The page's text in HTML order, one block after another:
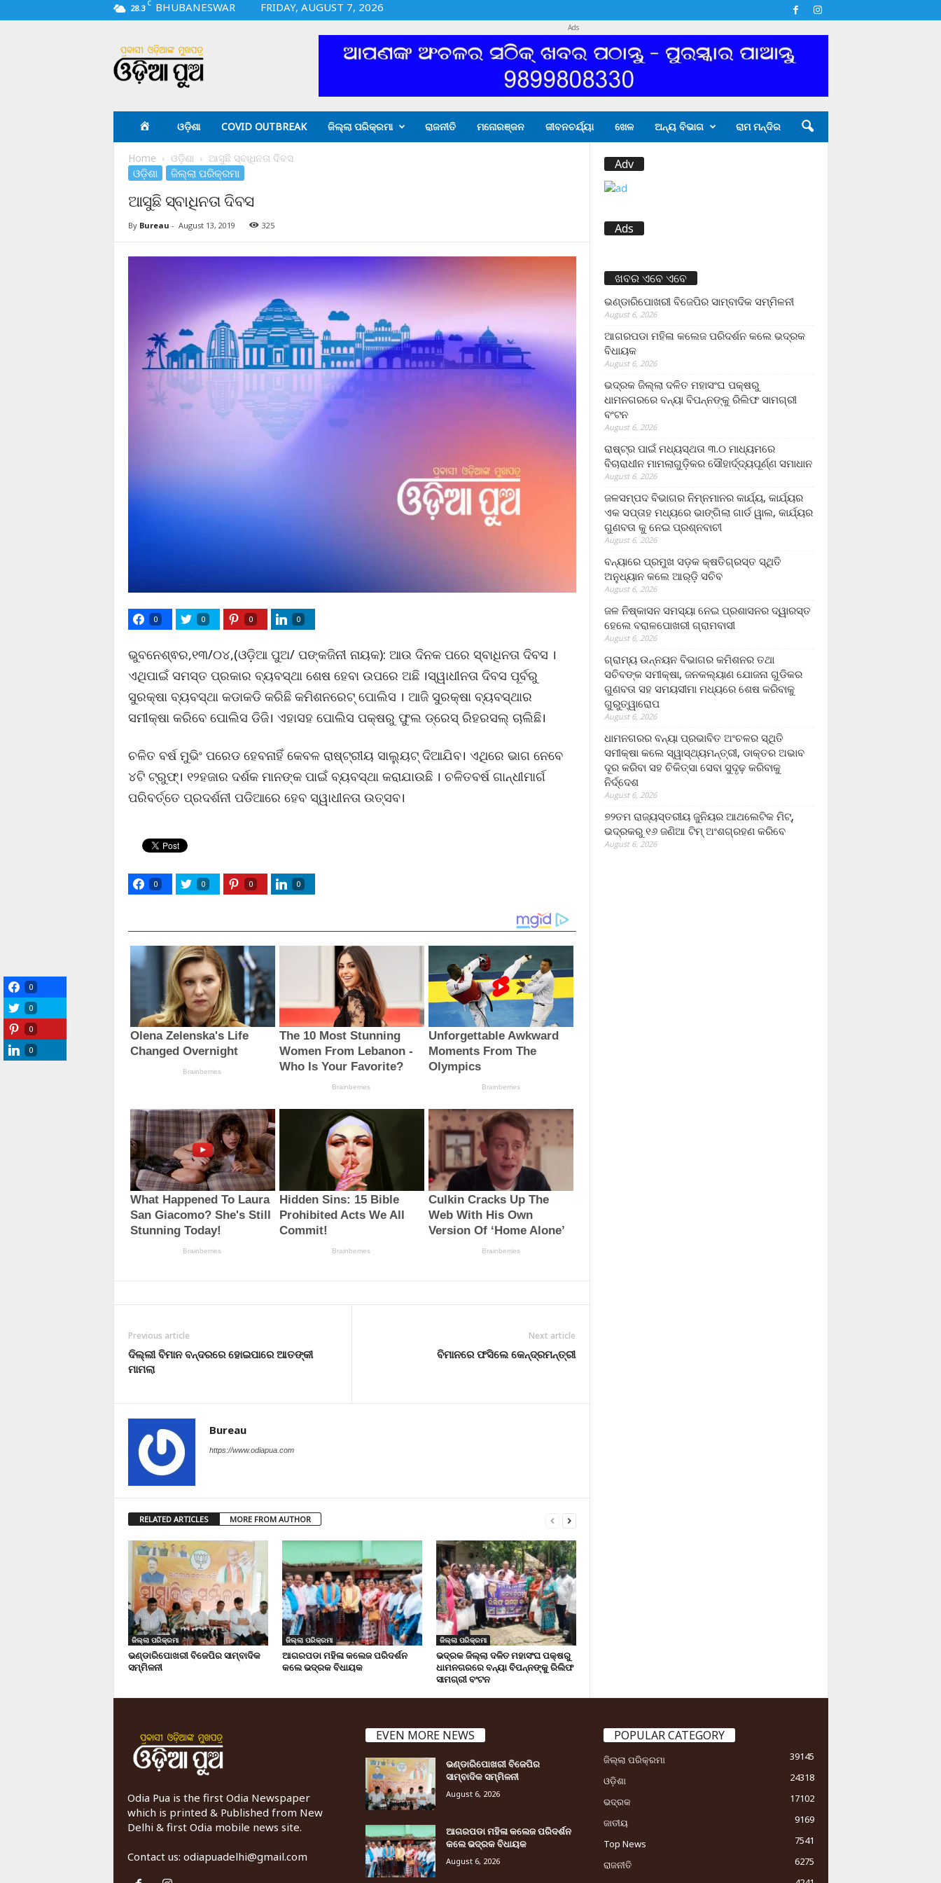
28.3 C BHUBANESWAR
FRIDAY, AUGUST 7, 2026
i
a
Ads
ଓଡ଼ିଶା COVID OUTBREAK ଜିଲ୍ଲା ପରିକ୍ରମା ରାଜନୀତି ମନୋରଞ୍ଜନ ଜୀବନଚର୍ଯ୍ୟା ଖେଳ ଅନ୍ୟ ବିଭାଗ ରାମ ମନ୍ଦିର
Home ଓଡ଼ିଶା ଆସୁଛି ସ୍ବାଧିନତା ଦିବସ
ଓଡ଼ିଶା ଜିଲ୍ଲା ପରିକ୍ରମା
ଆସୁଛି ସ୍ବାଧିନତା ଦିବସ
By Bureau - August 13, 2019 325
0 0 0 0
ଭୁବନେଶ୍ଵର,୧୩/୦୪,(ଓଡ଼ିଆ ପୁଅ/ ପଙ୍କଜିନୀ ନାୟକ): ଆଉ ଦିନକ ପରେ ସ୍ବାଧିନତା ଦିବସ ।
ଏଥିପାଇଁ ସମସ୍ତ ପ୍ରକାର ବ୍ୟବସ୍ଥା ଶେଷ ହେବା ଉପରେ ଅଛି ।ସ୍ୱାଧୀନତା ଦିବସ ପୂର୍ବରୁ
ସୁରକ୍ଷା ବ୍ୟବସ୍ଥା କଡାକଡି କରିଛି କମିଶନରେଟ୍‌ ପୋଲିସ । ଆଜି ସୁରକ୍ଷା ବ୍ୟବସ୍ଥାର
ସମୀକ୍ଷା କରିବେ ପୋଲିସ ଡିଜି। ଏହାସହ ପୋଲିସ ପକ୍ଷରୁ ଫୁଲ ଡ୍ରେସ୍‌ ରିହରସଲ୍‌ ଚାଲିଛି।
ଚଳିତ ବର୍ଷ ମୁଭିଂ ପରେଡ ହେବନାହିଁ କେବଳ ରାଷ୍ଟ୍ରୀୟ ସାଲ୍ୟୁଟ୍‌ ଦିଆଯିବ। ଏଥିରେ ଭାଗ ନେବେ
୪ଟି ଟ୍ରୁଫ୍‌। ୧୨ହଜାର ଦର୍ଶକ ମାନଙ୍କ ପାଇଁ ବ୍ୟବସ୍ଥା କରାଯାଉଛି । ଚଳିତବର୍ଷ ଗାନ୍ଧୀମାର୍ଗ
ପରିବର୍ତ୍ତେ ପ୍ରଦର୍ଶନୀ ପଡିଆରେ ହେବ ସ୍ୱାଧୀନତା ଉତ୍ସବ।
0 0 0 0
Previous article
ଦିଲ୍ଲୀ ବିମାନ ବନ୍ଦରରେ ହୋଇପାରେ ଆତଙ୍କୀ
ମାମଲା
Next article
ବିମାନରେ ଫସିଲେ କେନ୍ଦ୍ରମନ୍ତ୍ରୀ
Bureau
https://www.odiapua.com
RELATED ARTICLES MORE FROM AUTHOR
ଜିଲ୍ଲା ପରିକ୍ରମା
ଭଣ୍ଡାରିପୋଖରୀ ବିଜେପିର ସାମ୍ବାଦିକ
ସମ୍ମିଳନୀ
ଜିଲ୍ଲା ପରିକ୍ରମା
ଆଗରପଡା ମହିଳା କଲେଜ ପରିଦର୍ଶନ
କଲେ ଭଦ୍ରକ ବିଧାୟକ
ଜିଲ୍ଲା ପରିକ୍ରମା
ଭଦ୍ରକ ଜିଲ୍ଲା ଦଳିତ ମହାସଂଘ ପକ୍ଷରୁ
ଧାମନଗରରେ ବନ୍ୟା ବିପନ୍ନଙ୍କୁ ରିଲିଫ
ସାମଗ୍ରୀ ବଂଟନ
Adv
Ads
ଖବର ଏବେ ଏବେ
ଭଣ୍ଡାରିପୋଖରୀ ବିଜେପିର ସାମ୍ବାଦିକ ସମ୍ମିଳନୀ
August 6, 2026
ଆଗରପଡା ମହିଳା କଲେଜ ପରିଦର୍ଶନ କଲେ ଭଦ୍ରକ
ବିଧାୟକ
August 6, 2026
ଭଦ୍ରକ ଜିଲ୍ଲା ଦଳିତ ମହାସଂଘ ପକ୍ଷରୁ
ଧାମନଗରରେ ବନ୍ୟା ବିପନ୍ନଙ୍କୁ ରିଲିଫ ସାମଗ୍ରୀ
ବଂଟନ
August 6, 2026
ରାଷ୍ଟ୍ର ପାଇଁ ମଧ୍ୟସ୍ଥତା ୩.୦ ମାଧ୍ୟମରେ
ବିଚାରାଧୀନ ମାମଲାଗୁଡ଼ିକର ସୌହାର୍ଦ୍ଦ୍ୟପୂର୍ଣ୍ଣ ସମାଧାନ
August 6, 2026
ଜଳସମ୍ପଦ ବିଭାଗର ନିମ୍ନମାନର କାର୍ଯ୍ୟ, କାର୍ଯ୍ୟର
ଏକ ସପ୍ତାହ ମଧ୍ୟରେ ଭାଙ୍ଗିଲା ଗାର୍ଡ ୱାଲ, କାର୍ଯ୍ୟର
ଗୁଣବତା କୁ ନେଇ ପ୍ରଶ୍ନବାଚୀ
August 6, 2026
ବନ୍ୟାରେ ପ୍ରମୁଖ ସଡ଼କ କ୍ଷତିଗ୍ରସ୍ତ ସ୍ଥିତି
ଅନୁଧ୍ୟାନ କଲେ ଆର୍‌ଡ଼ି ସଚିବ
August 6, 2026
ଜଳ ନିଷ୍କାସନ ସମସ୍ୟା ନେଇ ପ୍ରଶାସନର ଦ୍ୱାରସ୍ତ
ହେଲେ ବରାଳପୋଖରୀ ଗ୍ରାମବାସୀ
August 6, 2026
ଗ୍ରାମ୍ୟ ଉନ୍ନୟନ ବିଭାଗର କମିଶନର ତଥା
ସଚିବଙ୍କ ସମୀକ୍ଷା, ଜନକଲ୍ୟାଣ ଯୋଜନା ଗୁଡିକର
ଗୁଣବତା ସହ ସମୟସୀମା ମଧ୍ୟରେ ଶେଷ କରିବାକୁ
ଗୁରୁତ୍ୱାରୋପ
August 6, 2026
ଧାମନଗରର ବନ୍ୟା ପ୍ରଭାବିତ ଅଂଚଳର ସ୍ଥିତି
ସମୀକ୍ଷା କଲେ ସ୍ୱାସ୍ଥ୍ୟମନ୍ତ୍ରୀ, ଡାକ୍ତର ଅଭାବ
ଦୂର କରିବା ସହ ଚିକିତ୍ସା ସେବା ସୁଦୃଢ଼ କରିବାକୁ
ନିର୍ଦ୍ଦେଶ
August 6, 2026
୭୨ତମ ରାଜ୍ୟସ୍ତରୀୟ ଜୁନିୟର ଆଥଲେଟିକ ମିଟ୍‌,
ଭଦ୍ରକରୁ ୧୬ ଜଣିଆ ଟିମ୍ ଅଂଶଗ୍ରହଣ କରିବେ
August 6, 2026
Odia Pua is the first Odia Newspaper
which is printed & Published from New
Delhi & first Odia mobile news site.
Contact us: odiapuadelhi@gmail.com
EVEN MORE NEWS
ଭଣ୍ଡାରିପୋଖରୀ ବିଜେପିର
ସାମ୍ବାଦିକ ସମ୍ମିଳନୀ
August 6, 2026
ଆଗରପଡା ମହିଳା କଲେଜ ପରିଦର୍ଶନ
କଲେ ଭଦ୍ରକ ବିଧାୟକ
August 6, 2026
POPULAR CATEGORY
ଜିଲ୍ଲା ପରିକ୍ରମା
39145
ଓଡ଼ିଶା
24318
ଭଦ୍ରକ
17102
ଜାତୀୟ
9169
Top News
7541
ରାଜନୀତି
6275
0
0
0
0